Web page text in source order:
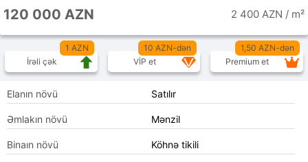
120 000 AZN 2 400 AZN / m²
1 AZN
İrəli çək
10 AZN-dən
VİP et
1,50 AZN-dən
Premium et
Elanın növü Satılır
Əmlakın növü Mənzil
Binaın növü Köhnə tikili